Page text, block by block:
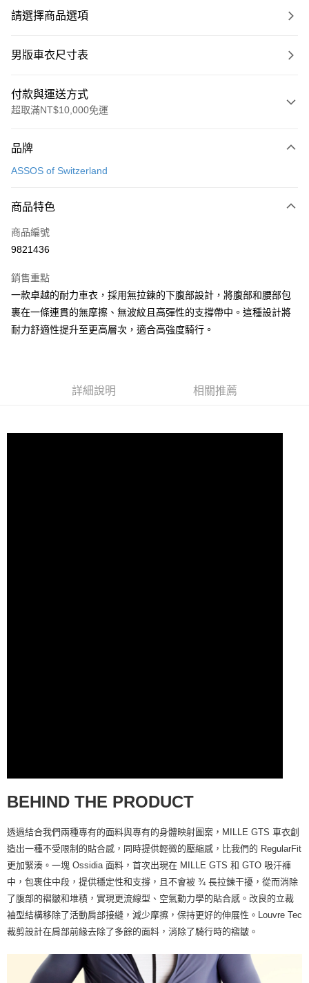
請選擇商品選項
男版車衣尺寸表
付款與運送方式
超取滿NT$10,000免運
信用卡一次付款
Apple Pay
ATM付款
全家取貨付款
每筆NT$90
付款後全家取貨
每筆NT$60，滿NT$10,000(含以上)免運費
品牌
ASSOS of Switzerland
商品特色
商品編號
9821436
銷售重點
一款卓越的耐力車衣，採用無拉鍊的下腹部設計，將腹部和腰部包
裹在一條連貫的無摩擦、無波紋且高彈性的支撐帶中。這種設計將
耐力舒適性提升至更高層次，適合高強度騎行。
詳細說明 相關推薦
BEHIND THE PRODUCT
透過結合我們兩種專有的面料與專有的身體映射圖案，MILLE GTS 車衣創
造出一種不受限制的貼合感，同時提供輕微的壓縮感，比我們的 RegularFit
更加緊湊。一塊 Ossidia 面料，首次出現在 MILLE GTS 和 GTO 吸汗褲
中，包裹住中段，提供穩定性和支撐，且不會被 ¾ 長拉鍊干擾，從而消除
了腹部的褶皺和堆積，實現更流線型、空氣動力學的貼合感。改良的立裁
袖型結構移除了活動肩部接縫，減少摩擦，保持更好的伸展性。Louvre Tec
裁剪設計在肩部前緣去除了多餘的面料，消除了騎行時的褶皺。